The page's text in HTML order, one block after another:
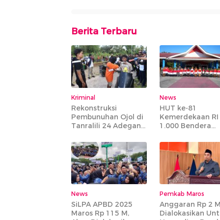
Berita Terbaru
Kriminal
Rekonstruksi
Pembunuhan Ojol di
Tanralili 24 Adegan
News
HUT ke-81
Kemerdekaan RI
1.000 Bendera
Masyarakat
Mampu
News
SiLPA APBD 2025
Maros Rp 115 M,
Pemkab Maros
Anggaran Rp 2
Dialokasikan